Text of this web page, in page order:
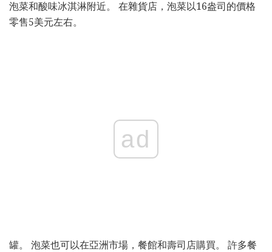
泡菜和酸味冰淇淋附近。 在雜貨店，泡菜以16盎司的價格
零售5美元左右。
ad
罐。 泡菜也可以在亞洲市場，餐館和壽司店購買。 許多餐